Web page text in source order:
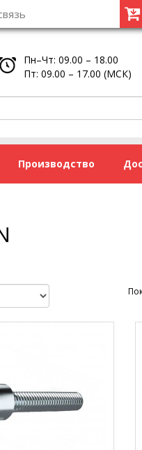
Пн–Чт: 09.00 – 18.00
Пт: 09.00 – 17.00 (МСК)
Производство